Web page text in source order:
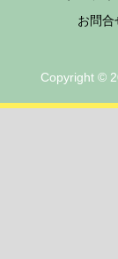
お問合
Copyright ©